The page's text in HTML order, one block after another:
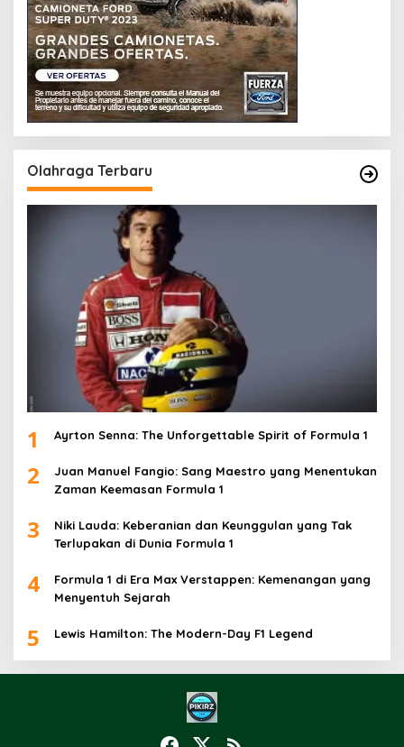
Olahraga Terbaru
1 Ayrton Senna: The Unforgettable Spirit of Formula 1
2
Juan Manuel Fangio: Sang Maestro yang Menentukan
Zaman Keemasan Formula 1
3
Niki Lauda: Keberanian dan Keunggulan yang Tak
Terlupakan di Dunia Formula 1
4
Formula 1 di Era Max Verstappen: Kemenangan yang
Menyentuh Sejarah
5 Lewis Hamilton: The Modern-Day F1 Legend